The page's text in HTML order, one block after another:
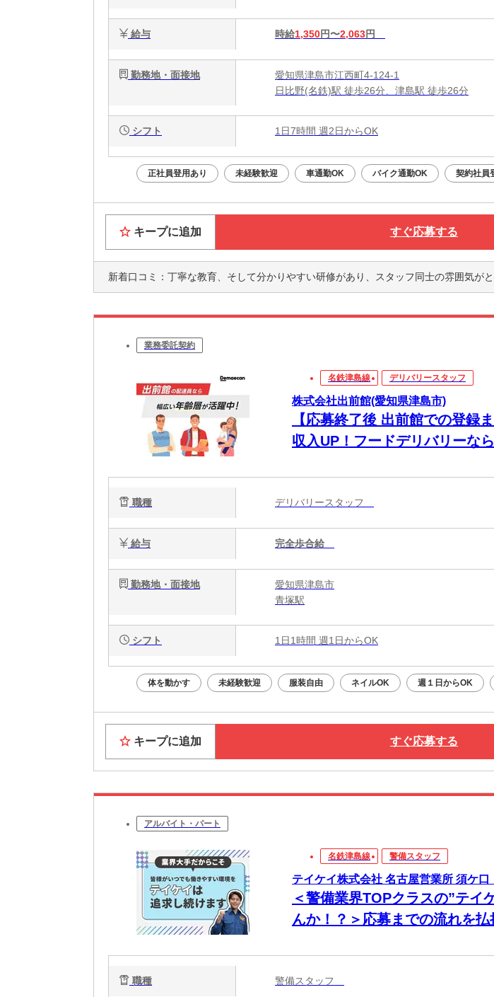
給与 時給1,350円〜2,063円
勤務地・面接地
愛知県津島市江西町4-124-1
日比野(名鉄)駅 徒歩26分、津島駅 徒歩26分
シフト 1日7時間 週2日からOK
正社員登用あり 未経験歓迎 車通勤OK バイク通勤OK 契約社員
キープに追加 すぐ応募する
新着口コミ： 丁寧な教育、そして分かりやすい研修があり、スタッフ同士の雰囲気がとても良く働きやすい
業務委託契約
名鉄津島線 デリバリースタッフ
株式会社出前館(愛知県津島市)
【応募終了後 出前館での登録
収入UP！フードデリバリーな
職種 デリバリースタッフ
給与 完全歩合給
勤務地・面接地
愛知県津島市
青塚駅
シフト 1日1時間 週1日からOK
体を動かす 未経験歓迎 服装自由 ネイルOK 週１日からOK
キープに追加 すぐ応募する
アルバイト・パート
名鉄津島線 警備スタッフ
テイケイ株式会社 名古屋営業所 須ケ
＜警備業界TOPクラスの”テイ
んか！？＞応募までの流れを
ートします！自由シフトだか
職種 警備スタッフ